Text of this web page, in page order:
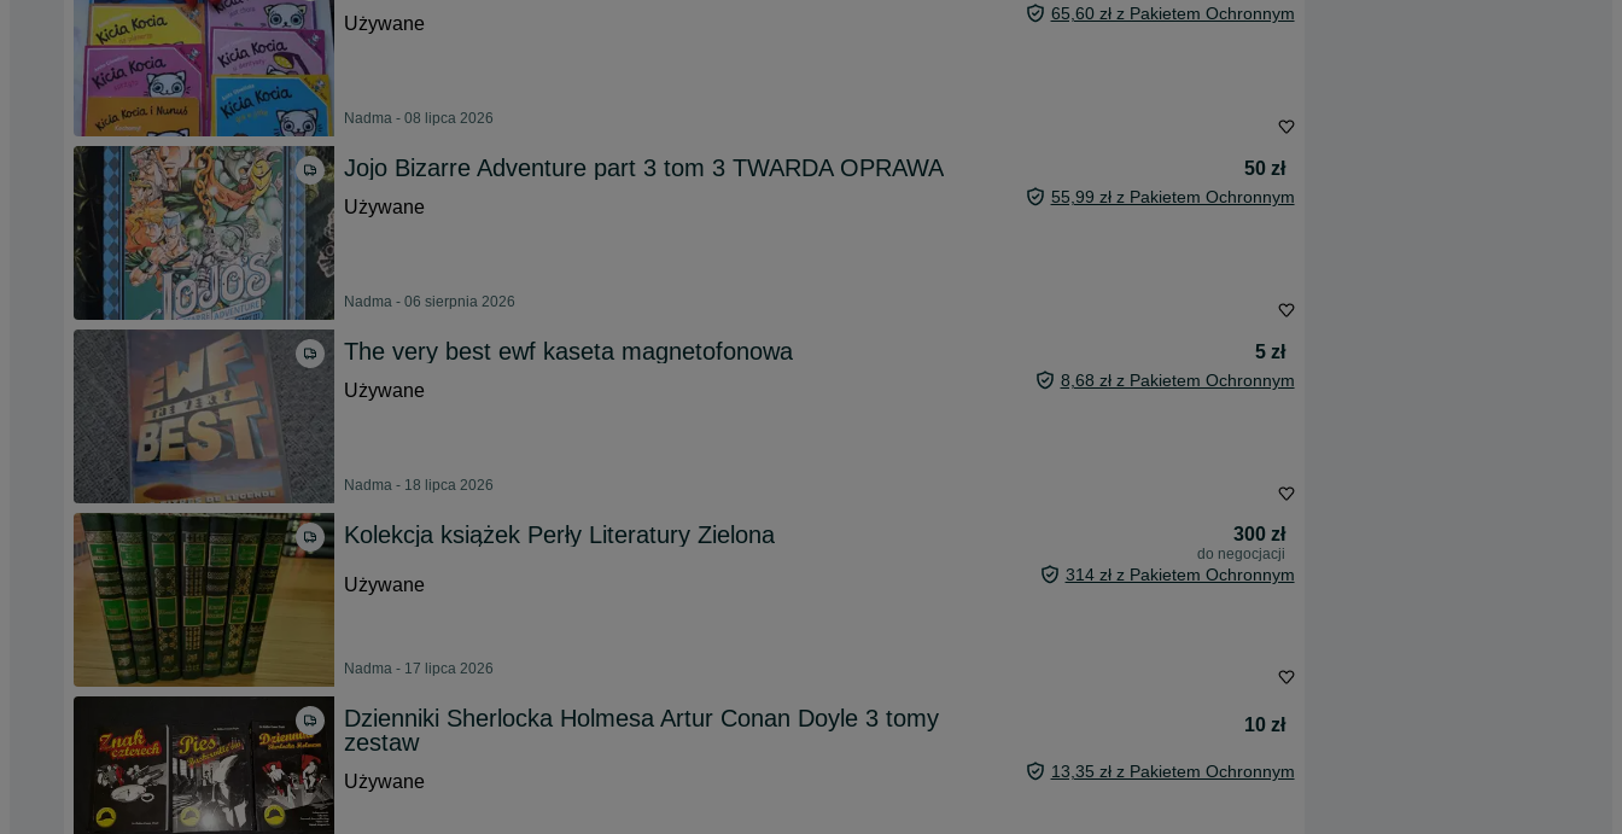
Używane
65,60 zł z Pakietem Ochronnym
Nadma - 08 lipca 2026
Jojo Bizarre Adventure part 3 tom 3 TWARDA OPRAWA
50 zł
Używane
55,99 zł z Pakietem Ochronnym
Nadma - 06 sierpnia 2026
The very best ewf kaseta magnetofonowa
5 zł
Używane
8,68 zł z Pakietem Ochronnym
Nadma - 18 lipca 2026
Kolekcja książek Perły Literatury Zielona 300 zł
do negocjacji
Używane 314 zł z Pakietem Ochronnym
Nadma - 17 lipca 2026
Dzienniki Sherlocka Holmesa Artur Conan Doyle 3 tomy
zestaw
10 zł
Używane 13,35 zł z Pakietem Ochronnym